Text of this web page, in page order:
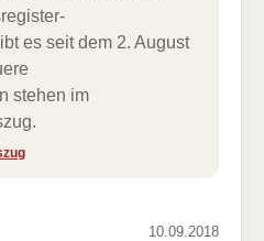
es seit dem 2. August
stehen im
10.09.2018